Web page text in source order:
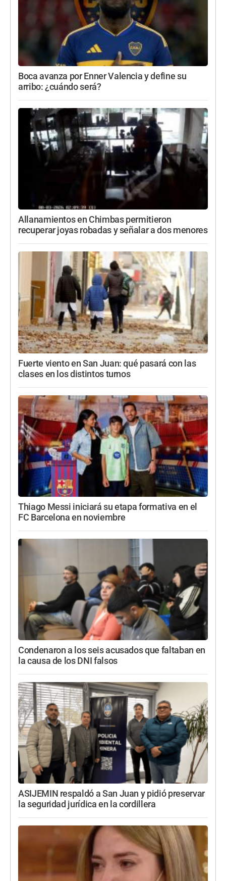
Boca avanza por Enner Valencia y define su
arribo: ¿cuándo será?
Allanamientos en Chimbas permitieron
recuperar joyas robadas y señalar a dos menores
Fuerte viento en San Juan: qué pasará con las
clases en los distintos turnos
Thiago Messi iniciará su etapa formativa en el
FC Barcelona en noviembre
Condenaron a los seis acusados que faltaban en
la causa de los DNI falsos
ASIJEMIN respaldó a San Juan y pidió preservar
la seguridad jurídica en la cordillera